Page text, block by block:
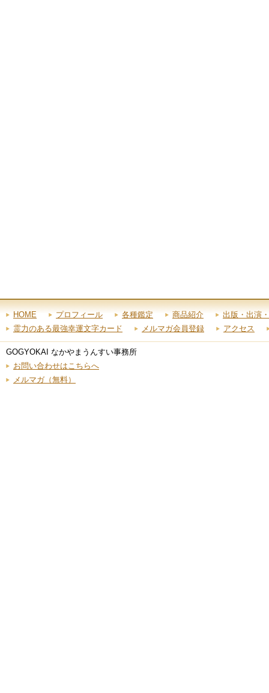
HOME プロフィール 各種鑑定 商品紹介
出版・出演
霊力のある最強幸運文字カード
メルマガ会員登録 アクセス
GOGYOKAI なかやまうんすい事務所
お問い合わせはこちらへ
メルマガ（無料）